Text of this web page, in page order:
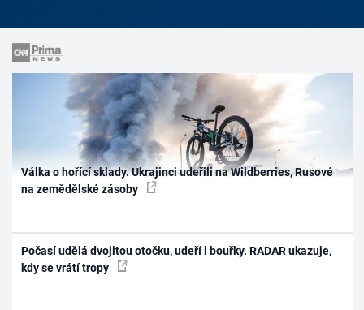
Válka o hořící sklady. Ukrajinci udeřili na Wildberries, Rusové
na zemědělské zásoby
Počasí udělá dvojitou otočku, udeří i bouřky. RADAR ukazuje,
kdy se vrátí tropy